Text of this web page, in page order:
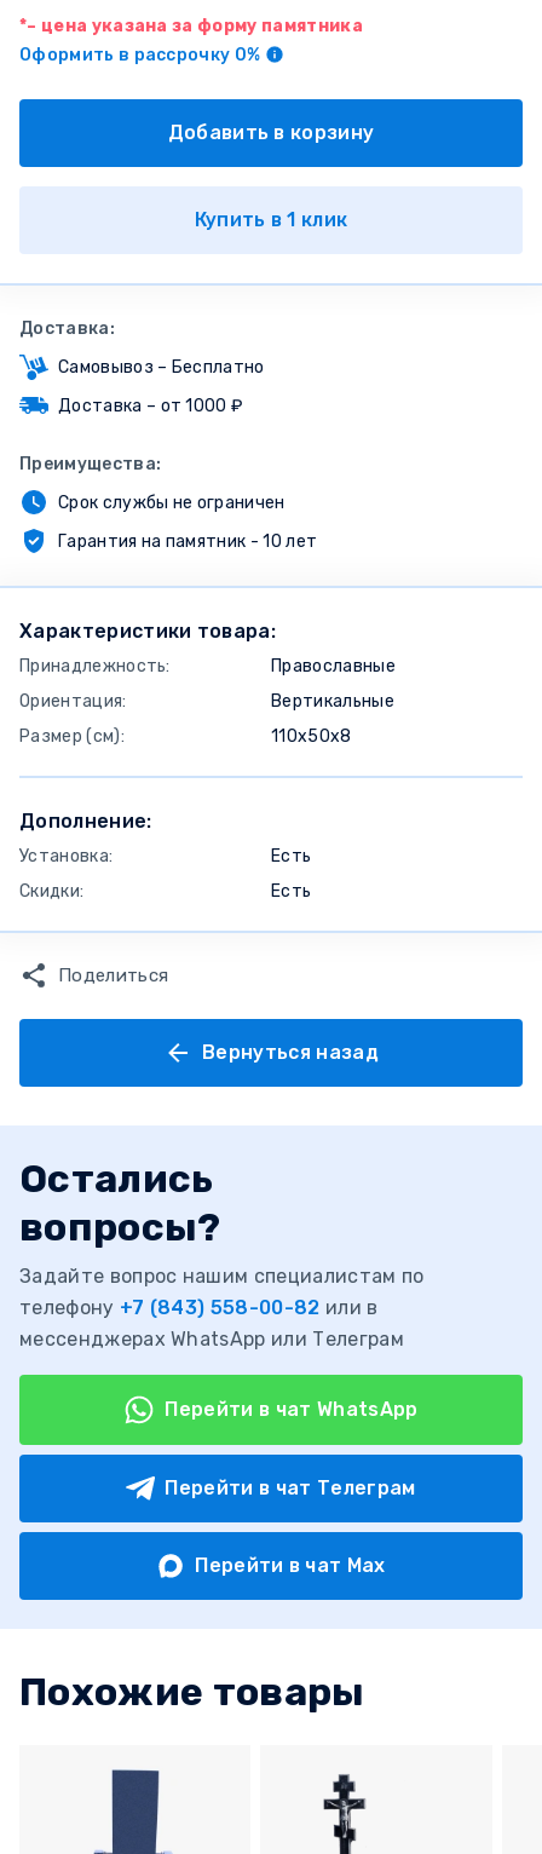
*– цена указана за форму памятника
Оформить в рассрочку 0%
Добавить в корзину
Купить в 1 клик
Доставка:
Самовывоз – Бесплатно
Доставка – от 1000 ₽
Преимущества:
Срок службы не ограничен
Гарантия на памятник - 10 лет
Характеристики товара:
Принадлежность:
Православные
Ориентация:
Вертикальные
Размер (см):
110х50х8
Дополнение:
Установка:
Есть
Скидки:
Есть
Поделиться
Вернуться назад
Остались
вопросы?
Задайте вопрос нашим специалистам по
телефону +7 (843) 558-00-82 или в
мессенджерах WhatsApp или Телеграм
Перейти в чат WhatsApp
Перейти в чат Телеграм
Перейти в чат Max
Похожие товары